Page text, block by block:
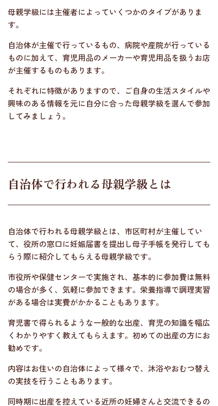
母親学級には主催者によっていくつかのタイプがありま
す。
自治体が主催で行っているもの、病院や産院が行っている
ものに加えて、育児用品のメーカーや育児用品を扱うお店
が主催するものもあります。
それぞれに特徴がありますので、ご自身の生活スタイルや
興味のある情報を元に自分に合った母親学級を選んで参加
してみましょう。
自治体で行われる母親学級とは
自治体で行われる母親学級とは、市区町村が主催してい
て、役所の窓口に妊娠届書を提出し母子手帳を発行しても
らう際に紹介してもらえる母親学級です。
市役所や保健センターで実施され、基本的に参加費は無料
の場合が多く、気軽に参加できます。栄養指導で調理実習
がある場合は実費がかかることもあります。
育児書で得られるような一般的な出産、育児の知識を幅広
くわかりやすく教えてもらえます。初めての出産の方にお
勧めです。
内容はお住いの自治体によって様々で、沐浴やおむつ替え
の実技を行うこともあります。
同時期に出産を控えている近所の妊婦さんと交流できるの